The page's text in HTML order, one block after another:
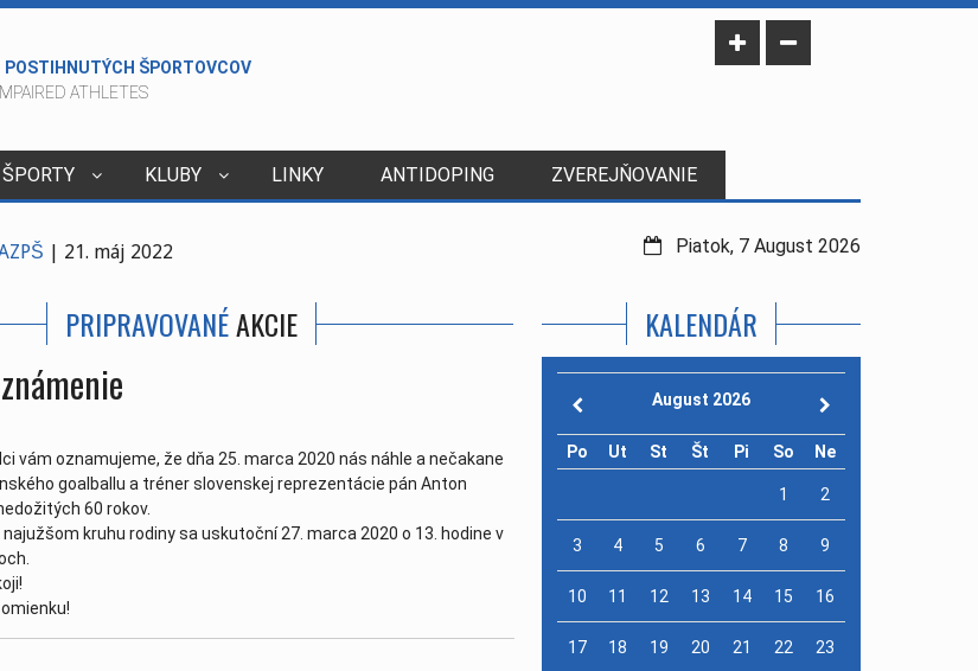
ŠPORTOVCOV
ATHLETES
ŠPORTY KLUBY LINKY ANTIDOPING ZVEREJŇOVANIE
| 21. máj 2022
- Veľký Šariš| 29. marec 2022
2021
| 05. október 2021
| 04. október 2021
september 2021
reprezentuje mladučká plavkyňa Tatiana Blattnerová
august 2021
Piatok, 7 August 2026
PRIPRAVOVANÉAKCIE
vám oznamujeme, že dňa 25. marca 2020 nás náhle a nečakane
goalballu a tréner slovenskej reprezentácie pán Anton
60 rokov.
kruhu rodiny sa uskutoční 27. marca 2020 o 13. hodine v
KALENDÁR
August 2026
Po Ut St Št Pi So Ne
1 2
3 4 5 6 7 8 9
10 11 12 13 14 15 16
17 18 19 20 21 22 23